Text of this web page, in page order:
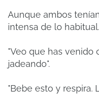
Aunque ambos
intensa de lo habitual.
"Veo que has venido
jadeando".
"Bebe esto y respira.